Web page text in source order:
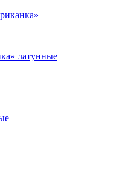
латунные